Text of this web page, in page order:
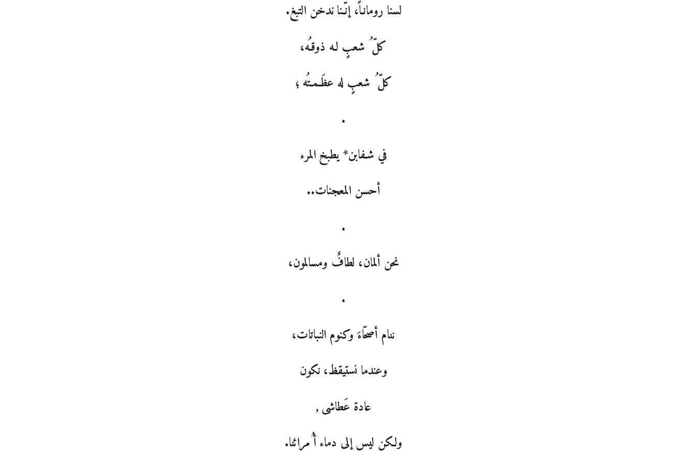
لسنا رومانـاً، إنّـنا ندخن التبغ.
كلّ ُ شعبٍ لـه ذوقـُه،
كلّ ُ شعبٍ له عظَـمـتُه ؛
.
في شـفابن* يطبخ المرء
أحسن المعجنات..
.
نحن ألمان، لطافٌ ومسالمون،
.
ننام أصحّاءَ وكنوم النباتات،
وعندما نستيقظ، نكون
عادة عَطاشى ,
ولكن ليس إلى دماء أ ُمرائنا.